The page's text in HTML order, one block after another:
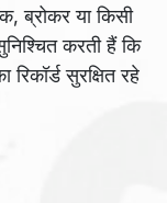
ब्रोकर या किसी
करती हैं कि
सुरक्षित रहे